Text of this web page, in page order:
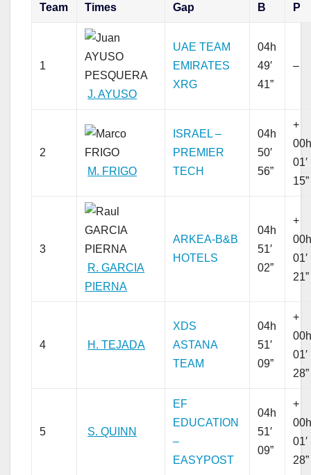
Team Times Gap B P
1
J. AYUSO
UAE TEAM
EMIRATES
XRG
04h
49′
41”
–
2
M. FRIGO
ISRAEL –
PREMIER
TECH
04h
50′
56”
+
01′
15”
3
R. GARCIA
PIERNA
ARKEA-B&B
HOTELS
04h
51′
02”
+
01′
21”
4 H. TEJADA
XDS
ASTANA
TEAM
04h
51′
09”
+
01′
28”
5 S. QUINN
EF
EDUCATION
–
EASYPOST
04h
51′
09”
+
01′
28”